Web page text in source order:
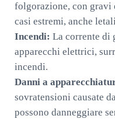
folgorazione, con gravi
casi estremi, anche
Incendi: La corrente di
apparecchi elettrici,
incendi.
Danni a
sovratensioni causate
possono danneggiare